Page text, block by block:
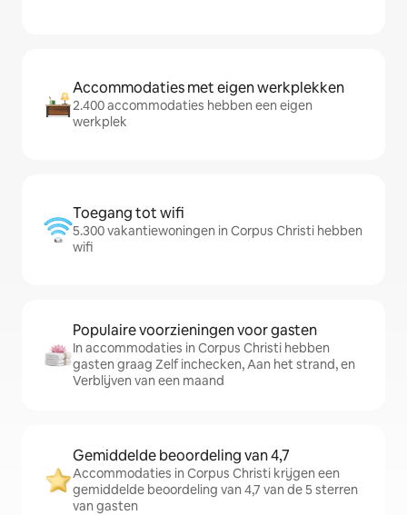
Accommodaties met eigen werkplekken
2.400 accommodaties hebben een eigen
werkplek
Toegang tot wifi
5.300 vakantiewoningen in Corpus Christi hebben
wifi
Populaire voorzieningen voor gasten
In accommodaties in Corpus Christi hebben
gasten graag Zelf inchecken, Aan het strand, en
Verblijven van een maand
Gemiddelde beoordeling van 4,7
Accommodaties in Corpus Christi krijgen een
gemiddelde beoordeling van 4,7 van de 5 sterren
van gasten